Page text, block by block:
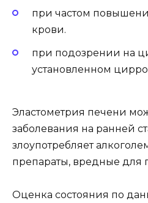
при частом
крови.
при подозрении на
установленном
Эластометрия печени
заболевания на ранней
злоупотребляет
препараты, вредные для
Оценка состояния по